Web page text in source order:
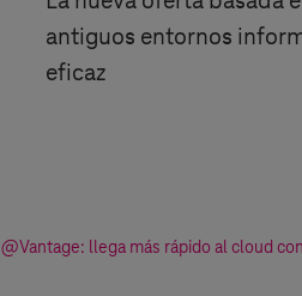
antiguos entornos
eficaz
@Vantage: llega más rápido al cloud